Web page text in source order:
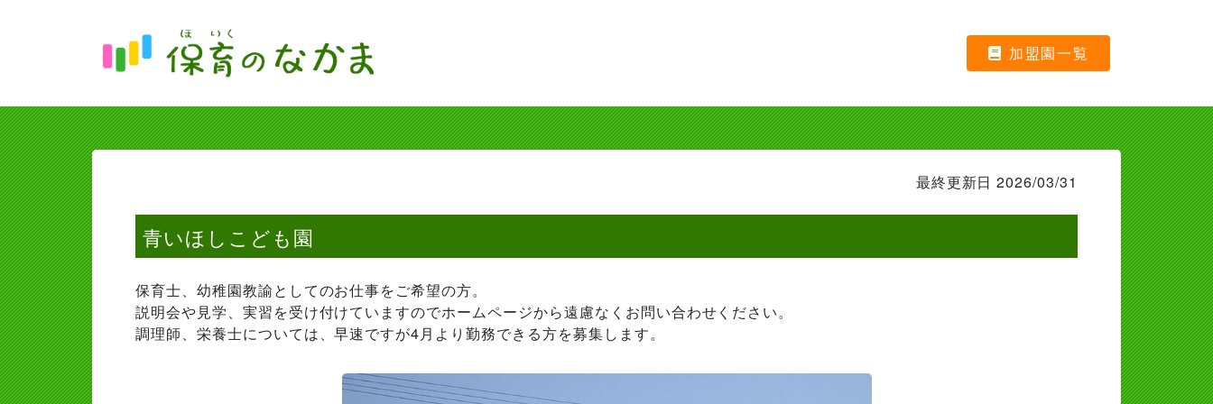
加盟園一覧
最終更新日 2026/03/31
青いほしこども園
保育士、幼稚園教諭としてのお仕事をご希望の方。
説明会や見学、実習を受け付けていますのでホームページから遠慮なくお問い合わせください。
調理師、栄養士については、早速ですが4月より勤務できる方を募集します。